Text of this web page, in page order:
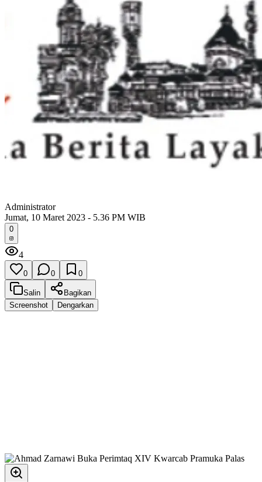
Administrator
Jumat, 10 Maret 2023 - 5.36 PM WIB
0
4
0 0 0
Salin
Bagikan
Screenshot
Dengarkan